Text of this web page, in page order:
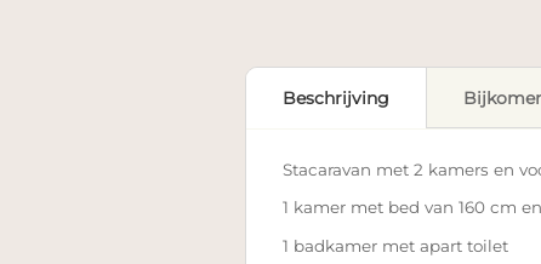
Beschrijving
Stacaravan met 2 kamers en
1 kamer met bed van 160 cm
1 badkamer met apart toilet